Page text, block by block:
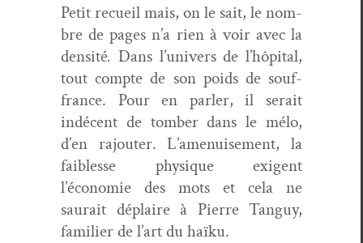
Petit recueil mais, on le sait, le nom­
bre de pages n’a rien à voir avec la
den­sité. Dans l’univers de l’hôpital,
tout compte de son poids de souf­
france. Pour en par­ler, il serait
indé­cent de tomber dans le mélo,
d’en rajouter. L’amenuisement, la
faib­lesse physique exi­gent
l’économie des mots et cela ne
saurait déplaire à Pierre Tan­guy,
fam­i­li­er de l’art du haïku.